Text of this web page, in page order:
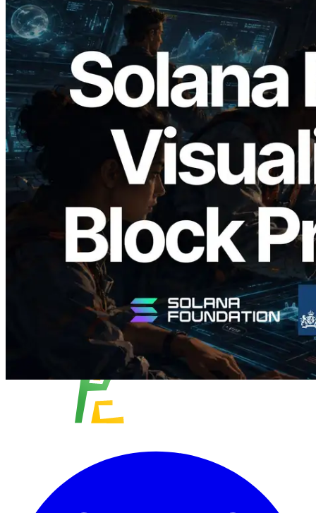
2026.05.24
Validators Solutions 发布 Solana Block
Analyzer — 以 slot 为单位可视化区块生
成时间与对应验证者